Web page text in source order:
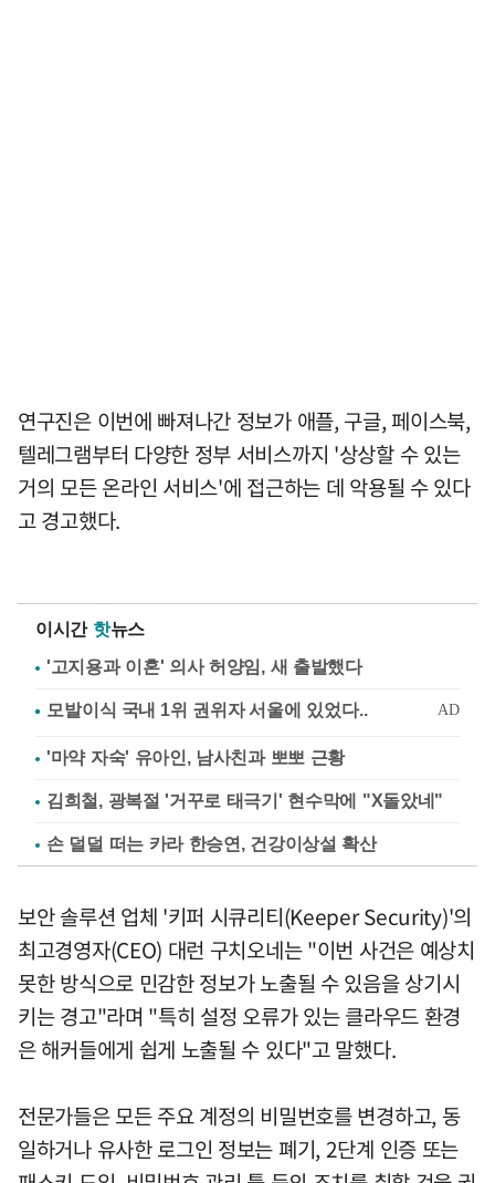
연구진은 이번에 빠져나간 정보가 애플, 구글, 페이스북,
텔레그램부터 다양한 정부 서비스까지 '상상할 수 있는
거의 모든 온라인 서비스'에 접근하는 데 악용될 수 있다
고 경고했다.
이시간 핫뉴스
'고지용과 이혼' 의사 허양임, 새 출발했다
'마약 자숙' 유아인, 남사친과 뽀뽀 근황
김희철, 광복절 '거꾸로 태극기' 현수막에 "X돌았네"
손 덜덜 떠는 카라 한승연, 건강이상설 확산
보안 솔루션 업체 '키퍼 시큐리티(Keeper Security)'의
최고경영자(CEO) 대런 구치오네는 "이번 사건은 예상치
못한 방식으로 민감한 정보가 노출될 수 있음을 상기시
키는 경고"라며 "특히 설정 오류가 있는 클라우드 환경
은 해커들에게 쉽게 노출될 수 있다"고 말했다.
전문가들은 모든 주요 계정의 비밀번호를 변경하고, 동
일하거나 유사한 로그인 정보는 폐기, 2단계 인증 또는